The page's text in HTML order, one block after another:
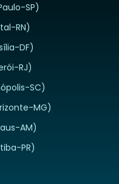
SP)
RN)
DF)
RJ)
SC)
MG)
AM)
PR)